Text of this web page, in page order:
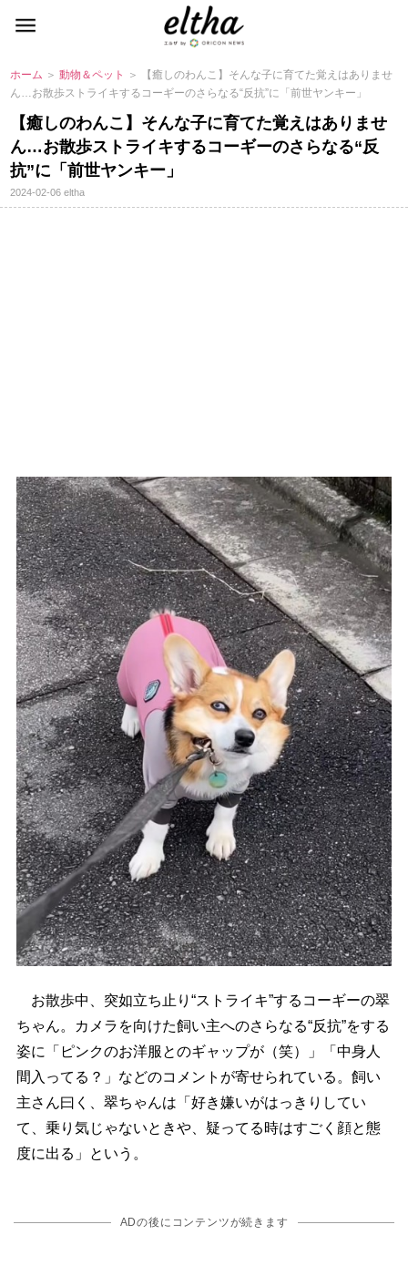
ホーム ＞動物＆ペット
＞ 【癒しのわんこ】そんな子に育てた覚えはありませ
ん…お散歩ストライキするコーギーのさらなる“反抗”に「前世ヤンキー」
【癒しのわんこ】そんな子に育てた覚えはありませ
ん…お散歩ストライキするコーギーのさらなる“反
抗”に「前世ヤンキー」
2024-02-06eltha
お散歩中、突如立ち止り“ストライキ”するコーギーの翠
ちゃん。カメラを向けた飼い主へのさらなる“反抗”をする
姿に「ピンクのお洋服とのギャップが（笑）」「中身人
間入ってる？」などのコメントが寄せられている。飼い
主さん曰く、翠ちゃんは「好き嫌いがはっきりしてい
て、乗り気じゃないときや、疑ってる時はすごく顔と態
度に出る」という。
ADの後にコンテンツが続きます